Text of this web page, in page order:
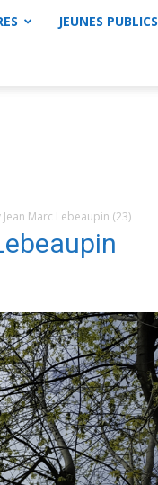
JEUNES PUBLICS
Marc Lebeaupin (23)